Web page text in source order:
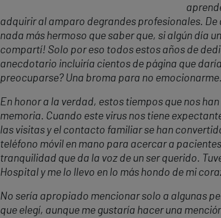
adquiriral amparo degrandes profesionales.
nada más hermoso que saber que, si algún día
compartí! Solo por eso todos estos años de
anecdotario incluiría cientos de página que
preocuparse? Una broma para no emocionarme.
En honor a la verdad, estos tiempos que nos
memoria. Cuando este virus nos tiene
las visitas y el contacto familiar se han
teléfono móvil en mano para acercar a
tranquilidad que da la voz de un ser querido.
Hospital y me lo llevo en lo más hondo de mi
No sería apropiado mencionar solo a algunas
que elegí, aunque me gustaría hacer una